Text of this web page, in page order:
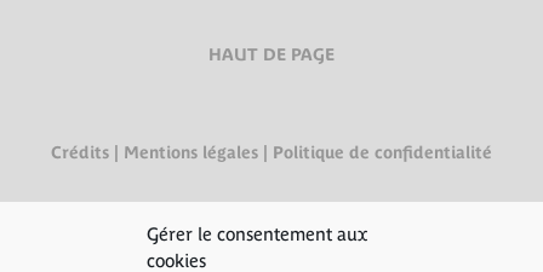
Gérer le consentement aux
cookies
HAUT DE PAGE
Crédits Mentions légales Politique de confidentialité